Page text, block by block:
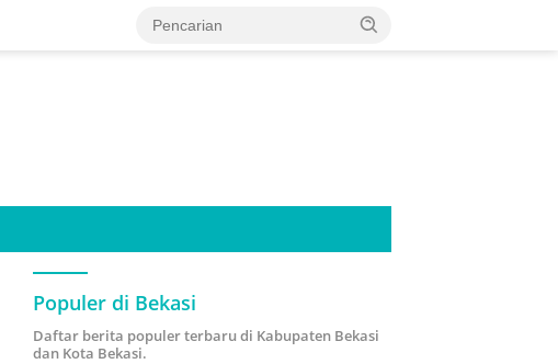
Populer di Bekasi
Daftar berita populer terbaru di Kabupaten Bekasi
dan Kota Bekasi.